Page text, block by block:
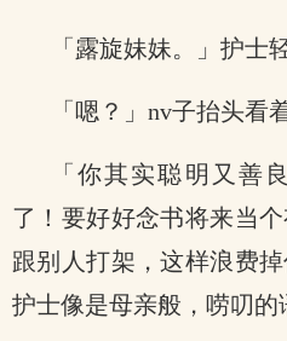
「露旋妹妹。」护士
「嗯？」nv子抬头看
「你其实聪明又善
了！要好好念书将来当
跟别人打架，这样浪费
护士像是母亲般，唠叨的